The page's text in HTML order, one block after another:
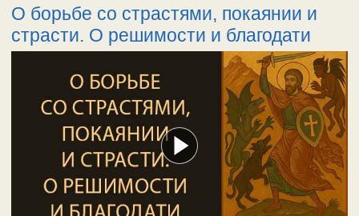
О борьбе со страстями, покаянии и
страсти. О решимости и благодати